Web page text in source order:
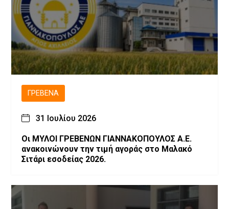
ΓΡΕΒΕΝΆ
31 Ιουλίου 2026
Οι ΜΥΛΟΙ ΓΡΕΒΕΝΩΝ ΓΙΑΝΝΑΚΟΠΟΥΛΟΣ Α.Ε.
ανακοινώνουν την τιμή αγοράς στο Μαλακό
Σιτάρι εσοδείας 2026.